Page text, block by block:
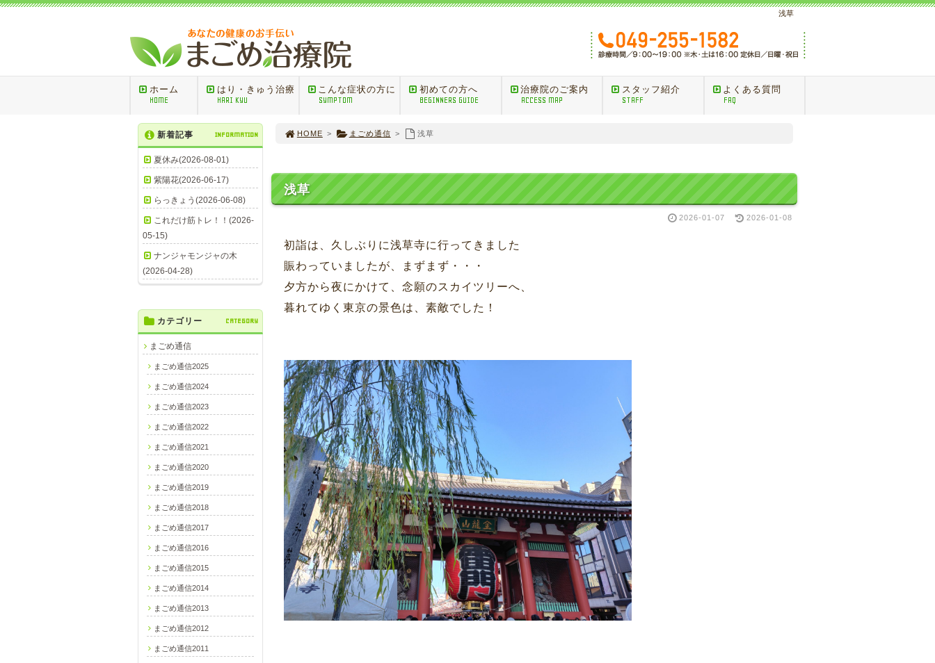
浅草
ホーム
HOME
はり・きゅう治療
HARI KYU
こんな症状の方に
SYMPTOM
初めての方へ
BEGINNERS GUIDE
治療院のご案内
ACCESS MAP
スタッフ紹介
STAFF
よくある質問
FAQ
HOME > まごめ通信 > 浅草
浅草
2026-01-07 2026-01-08
初詣は、久しぶりに浅草寺に行ってきました
賑わっていましたが、まずまず・・・
夕方から夜にかけて、念願のスカイツリーへ、
暮れてゆく東京の景色は、素敵でした！
新着記事 INFORMATION
夏休み(2026-08-01)
紫陽花(2026-06-17)
らっきょう(2026-06-08)
これだけ筋トレ！！(2026-
05-15)
ナンジャモンジャの木
(2026-04-28)
カテゴリー CATEGORY
まごめ通信
まごめ通信2025
まごめ通信2024
まごめ通信2023
まごめ通信2022
まごめ通信2021
まごめ通信2020
まごめ通信2019
まごめ通信2018
まごめ通信2017
まごめ通信2016
まごめ通信2015
まごめ通信2014
まごめ通信2013
まごめ通信2012
まごめ通信2011